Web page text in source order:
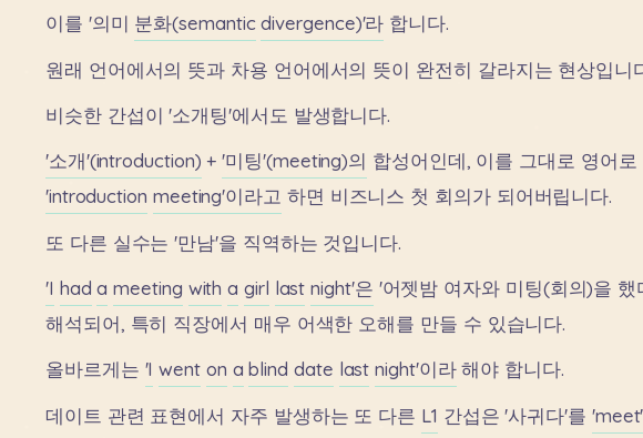
이를 '의미 분화(semantic divergence)'라 합니다.
원래 언어에서의 뜻과 차용 언어에서의 뜻이 완전히 갈라지는 현상입니
비슷한 간섭이 '소개팅'에서도 발생합니다.
'소개'(introduction) + '미팅'(meeting)의 합성어인데, 이를 그대로 영어로
'introduction meeting'이라고 하면 비즈니스 첫 회의가 되어버립니다.
또 다른 실수는 '만남'을 직역하는 것입니다.
'I had a meeting with a girl last night'은 '어젯밤 여자와 미팅(회의)을 했
해석되어, 특히 직장에서 매우 어색한 오해를 만들 수 있습니다.
올바르게는 'I went on a blind date last night'이라 해야 합니다.
데이트 관련 표현에서 자주 발생하는 또 다른 L1 간섭은 '사귀다'를